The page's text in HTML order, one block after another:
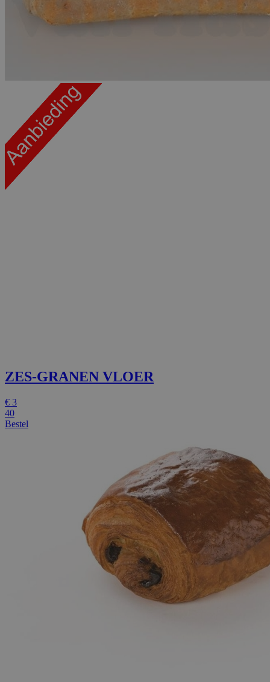
ZES-GRANEN VLOER
€ 3
40
Bestel